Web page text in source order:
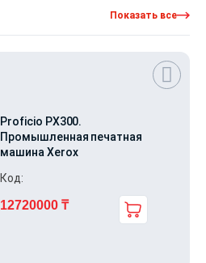
Показать все
Proficio PX300.
Промышленная печатная
машина Xerox
Код:
Первоначальная
12720000₸
Текущая